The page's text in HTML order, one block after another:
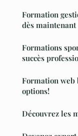
Formation
dès maintenant
Formations
succès
Formation web
options!
Découvrez les